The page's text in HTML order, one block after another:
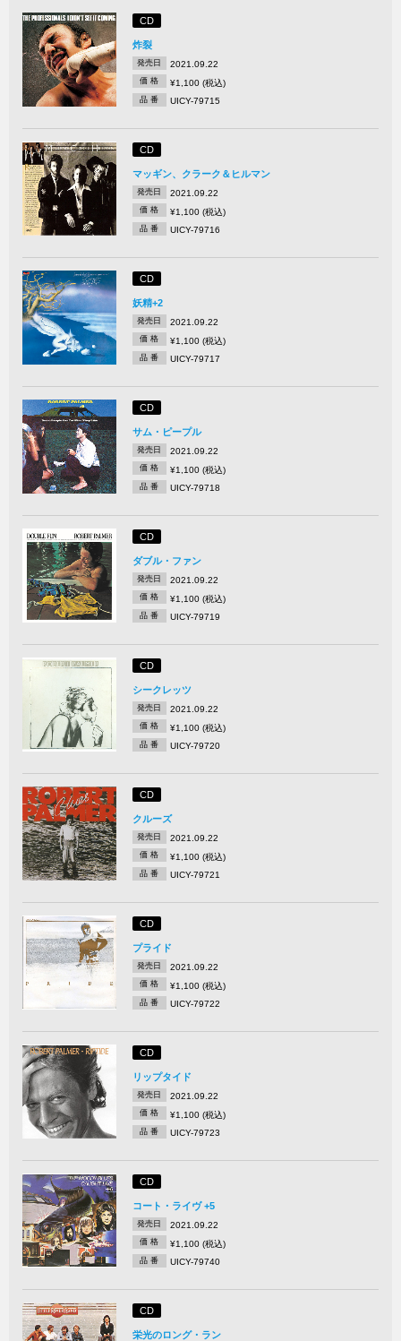
CD
炸裂
発売日 2021.09.22
価 格 ¥1,100 (税込)
品 番 UICY-79715
CD
マッギン、クラーク＆ヒルマン
発売日 2021.09.22
価 格 ¥1,100 (税込)
品 番 UICY-79716
CD
妖精+2
発売日 2021.09.22
価 格 ¥1,100 (税込)
品 番 UICY-79717
CD
サム・ピープル
発売日 2021.09.22
価 格 ¥1,100 (税込)
品 番 UICY-79718
CD
ダブル・ファン
発売日 2021.09.22
価 格 ¥1,100 (税込)
品 番 UICY-79719
CD
シークレッツ
発売日 2021.09.22
価 格 ¥1,100 (税込)
品 番 UICY-79720
CD
クルーズ
発売日 2021.09.22
価 格 ¥1,100 (税込)
品 番 UICY-79721
CD
プライド
発売日 2021.09.22
価 格 ¥1,100 (税込)
品 番 UICY-79722
CD
リップタイド
発売日 2021.09.22
価 格 ¥1,100 (税込)
品 番 UICY-79723
CD
コート・ライヴ +5
発売日 2021.09.22
価 格 ¥1,100 (税込)
品 番 UICY-79740
CD
栄光のロング・ラン